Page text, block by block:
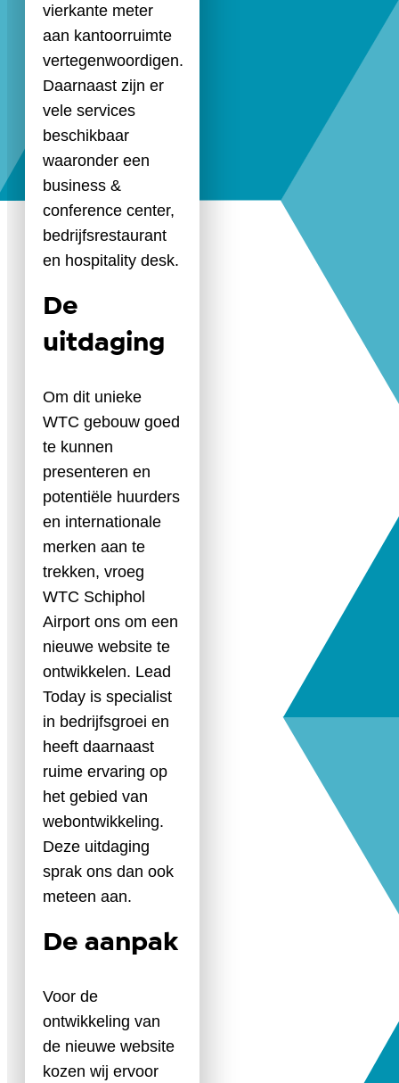
vierkante meter
aan kantoorruimte
vertegenwoordigen.
Daarnaast zijn er
vele services
beschikbaar
waaronder een
business &
conference center,
bedrijfsrestaurant
en hospitality desk.
De
uitdaging
Om dit unieke
WTC gebouw goed
te kunnen
presenteren en
potentiële huurders
en internationale
merken aan te
trekken, vroeg
WTC Schiphol
Airport ons om een
nieuwe website te
ontwikkelen. Lead
Today is specialist
in bedrijfsgroei en
heeft daarnaast
ruime ervaring op
het gebied van
webontwikkeling.
Deze uitdaging
sprak ons dan ook
meteen aan.
De aanpak
Voor de
ontwikkeling van
de nieuwe website
kozen wij ervoor